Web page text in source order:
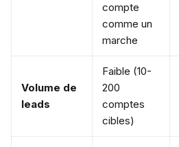
compte
comme un
marche
Volume de
leads
Faible (10-
200
comptes
cibles)